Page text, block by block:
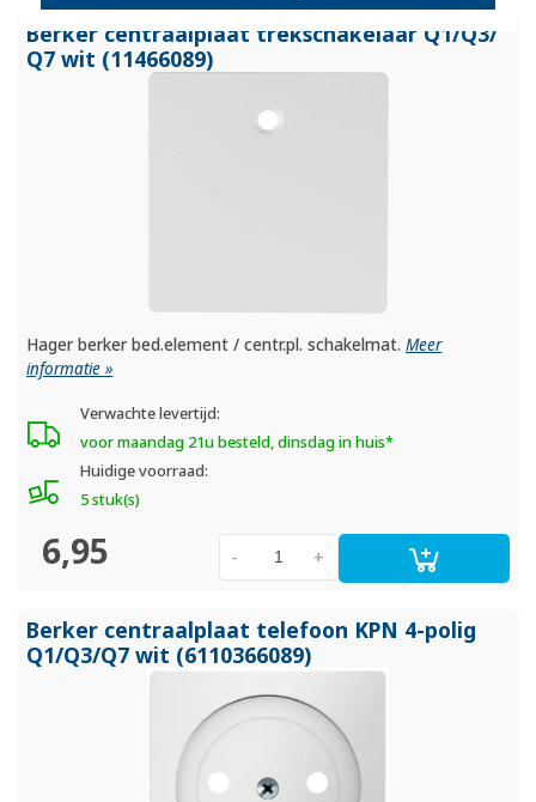
Berker centraalplaat trekschakelaar Q1/Q3/
Q7 wit (11466089)
Hager berker bed.element / centr.pl. schakelmat.Meer
informatie »
Verwachte levertijd:
voor maandag 21u besteld, dinsdag in huis*
Huidige voorraad:
5 stuk(s)
6,95 +
-
Berker centraalplaat telefoon KPN 4-polig
Q1/Q3/Q7 wit (6110366089)